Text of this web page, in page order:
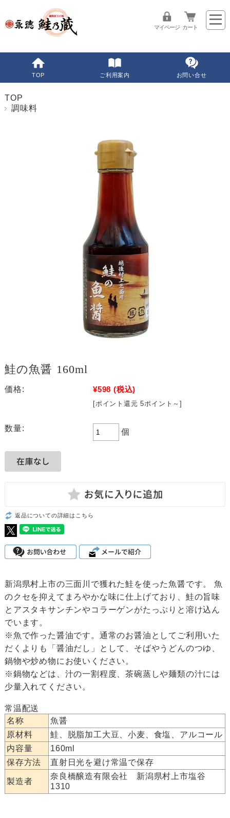
マイページ カート
TOP ご利用案内 お問い合せ
TOP
調味料
鮭の魚醤 160ml
価格: ¥598 (税込)
[ポイント還元 5ポイント～]
数量: 個
返品についての詳細はこちら
新潟県村上市の三面川で獲れた鮭を使った魚醤です。 魚
のクセを抑えてまろやかな味に仕上げており、鮭の旨味
とアスタキサンチンやコラーゲンがたっぷりと溶け込ん
でいます。
※魚で作った醤油です。通常のお醤油としてご利用いた
だくよりも「醤油だし」として、そばやうどんのつゆ、
鍋物や炒め物にお使いください。
※鍋物などは、汁の一割程度、茶碗蒸しや麺類の汁には
少量入れてください。
常温配送
名称
魚醤
原材料
鮭、脱脂加工大豆、小麦、食塩、アルコール
内容量
160ml
保存方法
直射日光を避け常温で保存
製造者
奈良橋醸造有限会社 新潟県村上市塩谷
1310